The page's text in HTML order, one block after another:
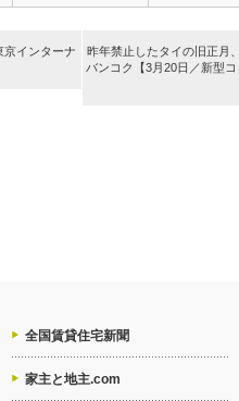
ホ…
コ…
京インターナ
昨年禁止したタイの旧正月
バンコク【3月20日／新型
全国賃貸住宅新聞
家主と地主.com